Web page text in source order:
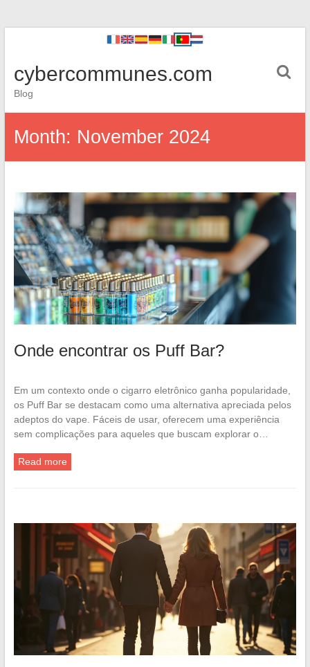
cybercommunes.com
Blog
Month: November 2024
Onde encontrar os Puff Bar?
Em um contexto onde o cigarro eletrônico ganha popularidade,
os Puff Bar se destacam como uma alternativa apreciada pelos
adeptos do vape. Fáceis de usar, oferecem uma experiência
sem complicações para aqueles que buscam explorar o…
Read more